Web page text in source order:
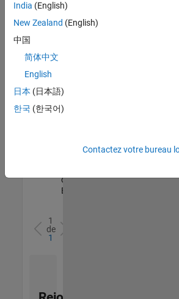
l’ensemble
des
opportunités
votre
région.
Senior Software Quality Engineer
Senior
Engineer
qualité |
Expérimenté(e)
1
de
1
India (English)
New Zealand (English)
中国
简体中文
English
日本 (日本語)
한국 (한국어)
Contactez votre bureau